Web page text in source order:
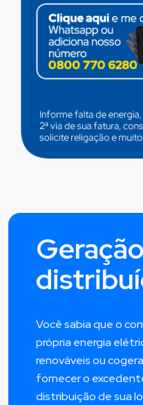
Geração
Você sabia que o
própria energia
renováveis ou
fornecer o
distribuição de sua